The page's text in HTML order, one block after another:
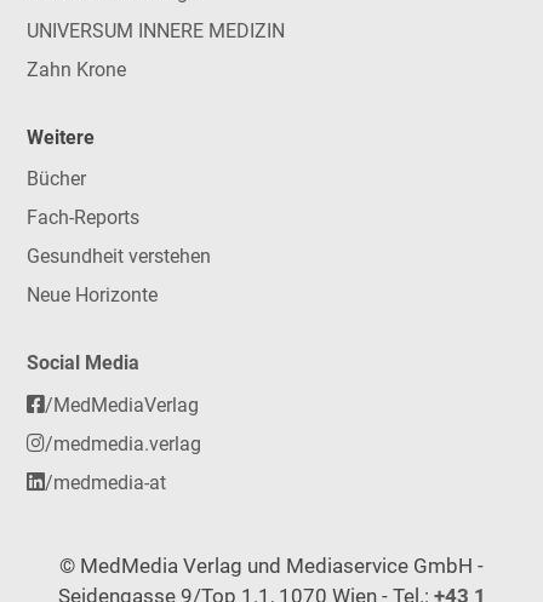
UNIVERSUM INNERE MEDIZIN
Zahn Krone
Weitere
Bücher
Fach-Reports
Gesundheit verstehen
Neue Horizonte
Social Media
/MedMediaVerlag
/medmedia.verlag
/medmedia-at
© MedMedia Verlag und Mediaservice GmbH -
Seidengasse 9/Top 1.1, 1070 Wien - Tel.: +43 1